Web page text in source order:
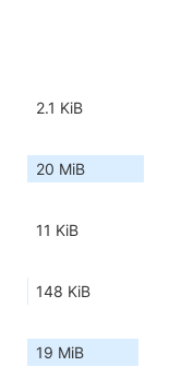
2.1 KiB
20 MiB
11 KiB
148 KiB
19 MiB